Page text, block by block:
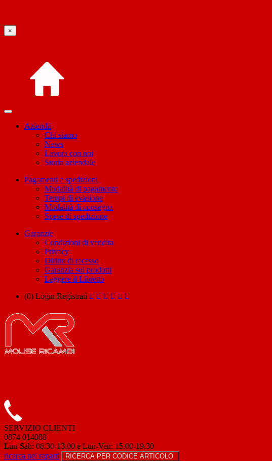
×
Azienda
Chi siamo
News
Lavora con noi
Storia aziendale
Pagamenti e spedizioni
Modalità di pagamento
Tempi di evasione
Modalità di consegna
Spese di spedizione
Garanzie
Condizioni di vendita
Privacy
Diritto di recesso
Garanzia sui prodotti
Leggere il Libretto
(0) Login Registrati
SERVIZIO CLIENTI
0874 014088
Lun-Sab: 08.30-13.00 e Lun-Ven: 15.00-19.30
ricerca nei reparti
RICERCA PER CODICE ARTICOLO